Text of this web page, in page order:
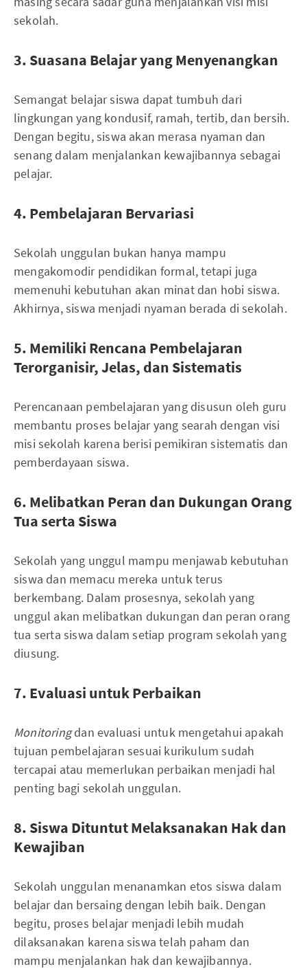
sekolah.
3. Suasana Belajar yang Menyenangkan
Semangat belajar siswa dapat tumbuh dari
lingkungan yang kondusif, ramah, tertib, dan bersih.
Dengan begitu, siswa akan merasa nyaman dan
senang dalam menjalankan kewajibannya sebagai
pelajar.
4. Pembelajaran Bervariasi
Sekolah unggulan bukan hanya mampu
mengakomodir pendidikan formal, tetapi juga
memenuhi kebutuhan akan minat dan hobi siswa.
Akhirnya, siswa menjadi nyaman berada di sekolah.
5. Memiliki Rencana Pembelajaran
Terorganisir, Jelas, dan Sistematis
Perencanaan pembelajaran yang disusun oleh guru
membantu proses belajar yang searah dengan visi
misi sekolah karena berisi pemikiran sistematis dan
pemberdayaan siswa.
6. Melibatkan Peran dan Dukungan Orang
Tua serta Siswa
Sekolah yang unggul mampu menjawab kebutuhan
siswa dan memacu mereka untuk terus
berkembang. Dalam prosesnya, sekolah yang
unggul akan melibatkan dukungan dan peran orang
tua serta siswa dalam setiap program sekolah yang
diusung.
7. Evaluasi untuk Perbaikan
Monitoringdan evaluasi untuk mengetahui apakah
tujuan pembelajaran sesuai kurikulum sudah
tercapai atau memerlukan perbaikan menjadi hal
penting bagi sekolah unggulan.
8. Siswa Dituntut Melaksanakan Hak dan
Kewajiban
Sekolah unggulan menanamkan etos siswa dalam
belajar dan bersaing dengan lebih baik. Dengan
begitu, proses belajar menjadi lebih mudah
dilaksanakan karena siswa telah paham dan
mampu menjalankan hak dan kewajibannya.